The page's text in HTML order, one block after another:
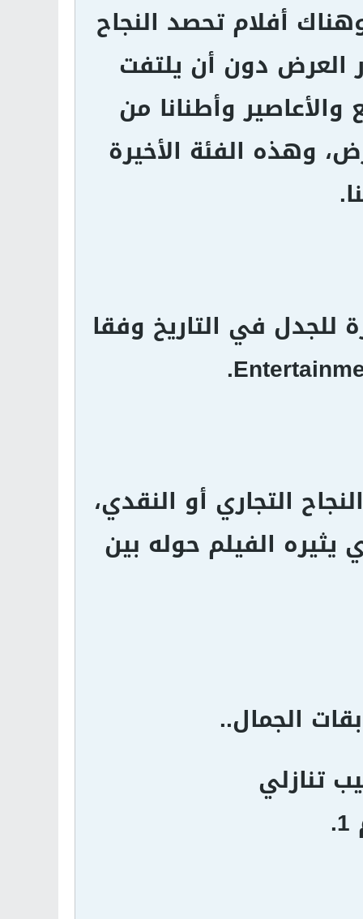
أفلام تحصد النجاح
العرض دون أن يلتفت
والأعاصير وأطنانا من
وهذه الفئة الأخيرة
على أكثر 20 فيلما إثارة للجدل في التاريخ وفقا
التجاري أو النقدي،
يثيره الفيلم حوله بين
الجمال..
تنازلي